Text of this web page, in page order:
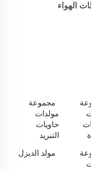
الهواء
مجموعة
مولدات
حاويات
التبريد
مولد الديزل